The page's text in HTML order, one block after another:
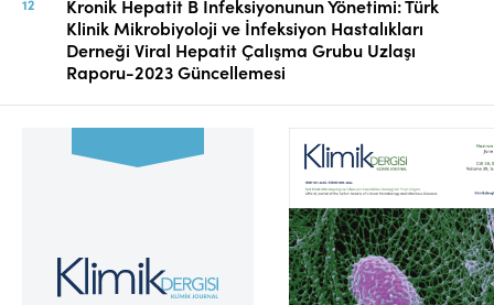
Kronik Hepatit B İnfeksiyonunun Yönetimi: Türk
Klinik Mikrobiyoloji ve İnfeksiyon Hastalıkları
Derneği Viral Hepatit Çalışma Grubu Uzlaşı
Raporu-2023 Güncellemesi